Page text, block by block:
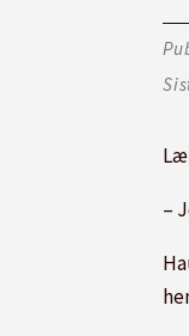
–